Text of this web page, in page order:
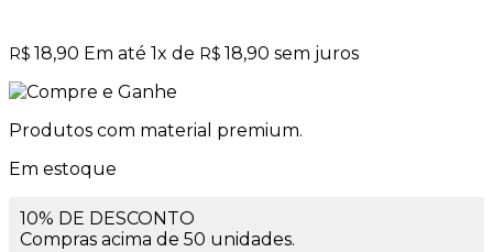
R$ 18,90 Em até 1x de R$ 18,90 sem juros
Produtos com material premium.
Em estoque
10% DE DESCONTO
Compras acima de 50 unidades.